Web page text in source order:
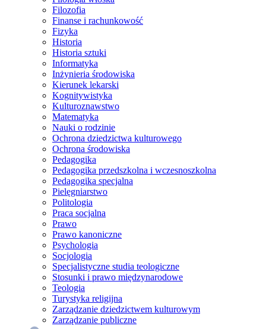
Filozofia
Finanse i rachunkowość
Fizyka
Historia
Historia sztuki
Informatyka
Inżynieria środowiska
Kierunek lekarski
Kognitywistyka
Kulturoznawstwo
Matematyka
Nauki o rodzinie
Ochrona dziedzictwa kulturowego
Ochrona środowiska
Pedagogika
Pedagogika przedszkolna i wczesnoszkolna
Pedagogika specjalna
Pielęgniarstwo
Politologia
Praca socjalna
Prawo
Prawo kanoniczne
Psychologia
Socjologia
Specjalistyczne studia teologiczne
Stosunki i prawo międzynarodowe
Teologia
Turystyka religijna
Zarządzanie dziedzictwem kulturowym
Zarządzanie publiczne